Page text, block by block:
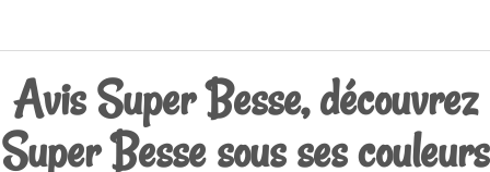
Avis Super Besse, découvrez
Super Besse sous ses couleurs